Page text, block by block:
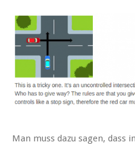
Man muss dazu sagen, dass